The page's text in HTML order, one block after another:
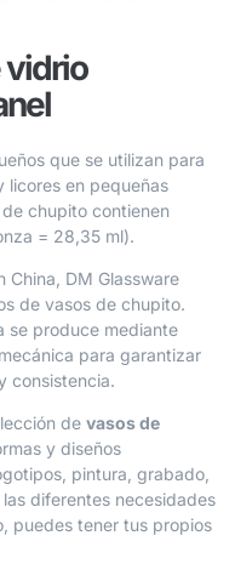
vidrio
que se utilizan para
licores en pequeñas
chupito contienen
= 28,35 ml).
China, DM Glassware
de vasos de chupito.
se produce mediante
para garantizar
consistencia.
de vasos de
y diseños
pintura, grabado,
diferentes necesidades
puedes tener tus propios